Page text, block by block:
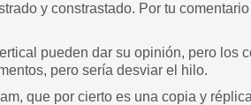
y constrastado. Por tu
pueden dar su opinión, pero los
pero sería desviar el hilo.
que por cierto es una copia y